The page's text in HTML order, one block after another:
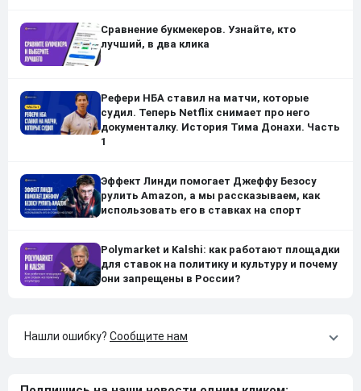
Сравнение букмекеров. Узнайте, кто
лучший, в два клика
Рефери НБА ставил на матчи, которые
судил. Теперь Netflix снимает про него
документалку. История Тима Донахи. Часть
1
Эффект Линди помогает Джеффу Безосу
рулить Amazon, а мы рассказываем, как
использовать его в ставках на спорт
Polymarket и Kalshi: как работают площадки
для ставок на политику и культуру и почему
они запрещены в России?
Нашли ошибку? Сообщите нам